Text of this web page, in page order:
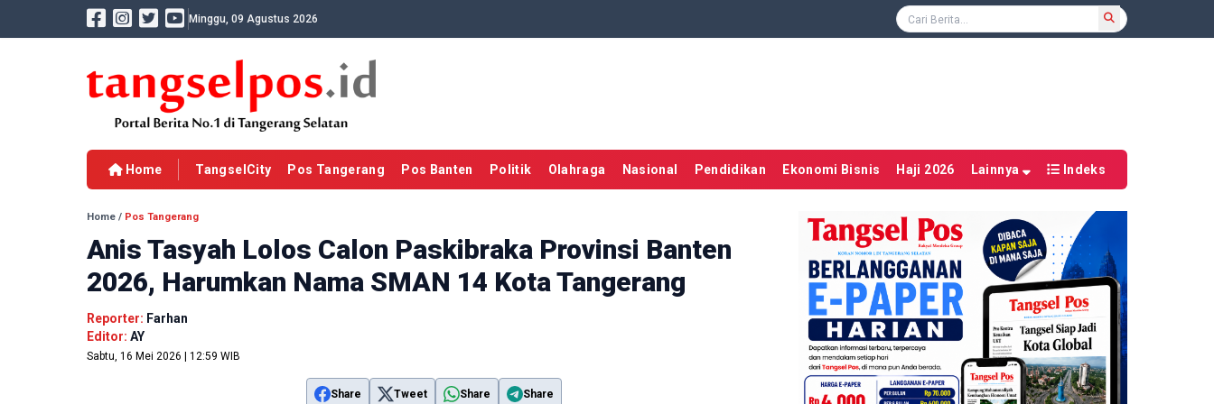
Minggu, 09 Agustus 2026
Home TangselCity Pos Tangerang Pos Banten Politik Olahraga Nasional Pendidikan Ekonomi Bisnis Haji 2026 Lainnya Indeks
Home / Pos Tangerang
Anis Tasyah Lolos Calon Paskibraka Provinsi Banten
2026, Harumkan Nama SMAN 14 Kota Tangerang
Reporter: Farhan
Editor: AY
Sabtu, 16 Mei 2026 | 12:59 WIB
Share Tweet Share Share